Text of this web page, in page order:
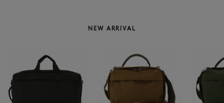
NEW ARRIVAL